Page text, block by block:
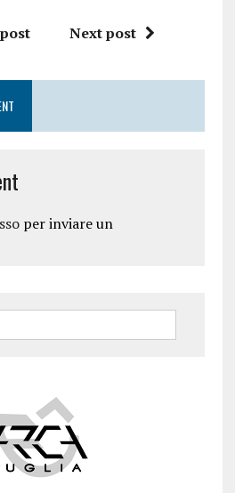
Next post
per inviare un